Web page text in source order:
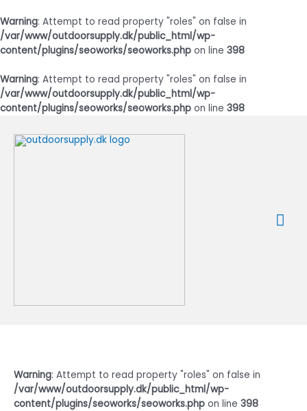
Warning: Attempt to read property "roles" on false in
/var/www/outdoorsupply.dk/public_html/wp-
content/plugins/seoworks/seoworks.php on line 398
Warning: Attempt to read property "roles" on false in
/var/www/outdoorsupply.dk/public_html/wp-
content/plugins/seoworks/seoworks.php on line 398
indholdet
Warning: Attempt to read property "roles" on false in
/var/www/outdoorsupply.dk/public_html/wp-
content/plugins/seoworks/seoworks.php on line 398